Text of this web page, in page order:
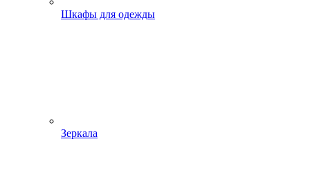
Шкафы для одежды
Зеркала